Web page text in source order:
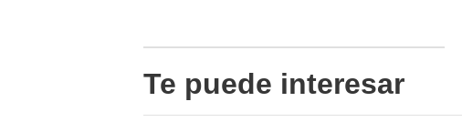
Te puede interesar